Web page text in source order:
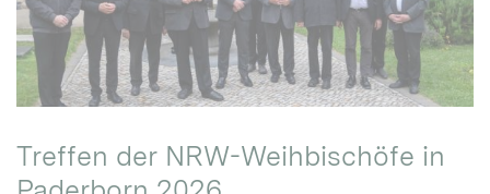
Treffen der NRW-Weihbischöfe in